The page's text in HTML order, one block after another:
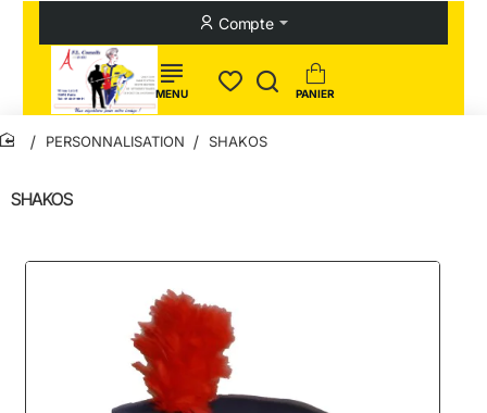
Compte
SHAKOS
home
PERSONNALISATION SHAKOS